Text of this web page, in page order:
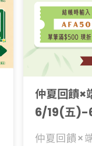
仲夏回饋×
6/19(五)-
碼享優惠
仲夏回饋×